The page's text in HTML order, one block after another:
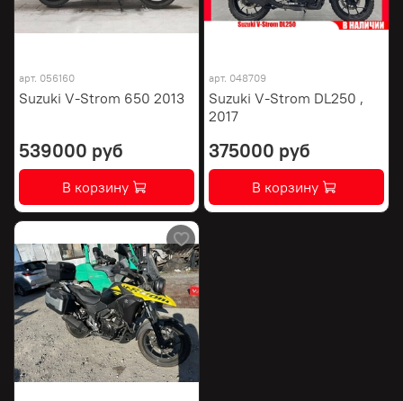
арт. 056160
Suzuki V-Strom 650 2013
539000 руб
В корзину
арт. 048709
Suzuki V-Strom DL250 ,
2017
375000 руб
В корзину